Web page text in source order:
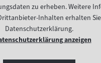
zu erheben. Weitere
Inhalten erhalten
Datenschutzerklärung.
anzeigen